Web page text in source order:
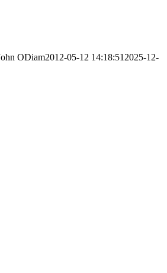
ODiam2012-05-12 14:18:51 2025-12-